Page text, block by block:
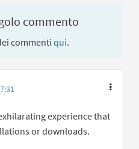
commento
commenti qui.
experience that
or downloads.